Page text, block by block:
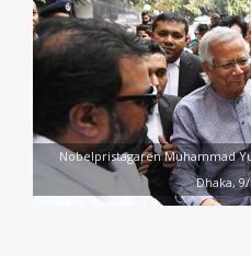
Nobelpristagaren Muhammad
Dhaka,